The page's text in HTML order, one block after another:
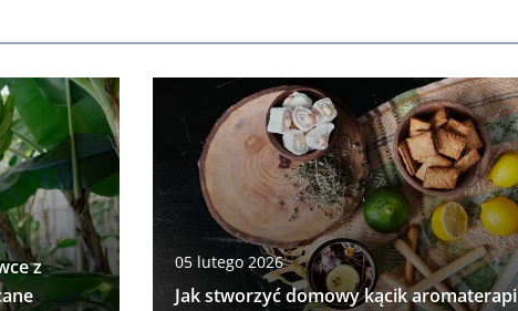
z
05 lutego 2026
Jak stworzyć domowy kącik